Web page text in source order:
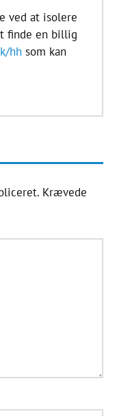
ved at isolere
finde en billig
hhsom kan
Krævede